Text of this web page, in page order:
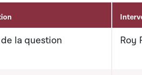
la question Roy